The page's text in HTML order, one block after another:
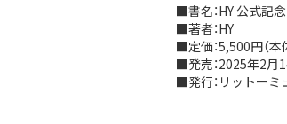
■書名：HY 公式記
■著者：HY
■定価：5,500円（
■発売：2025年2月
■発行：リットーミ